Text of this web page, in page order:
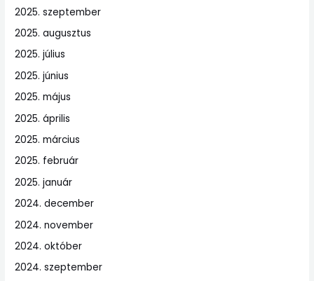
2025. szeptember
2025. augusztus
2025. július
2025. június
2025. május
2025. április
2025. március
2025. február
2025. január
2024. december
2024. november
2024. október
2024. szeptember